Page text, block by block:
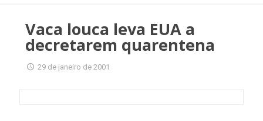
Vaca louca leva EUA a
decretarem quarentena
29 de janeiro de 2001